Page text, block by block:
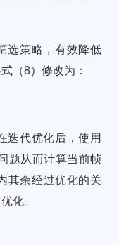
选策略，有效降低
（8）修改为：
迭代优化后，使用
题从而计算当前帧
其余经过优化的关
化。